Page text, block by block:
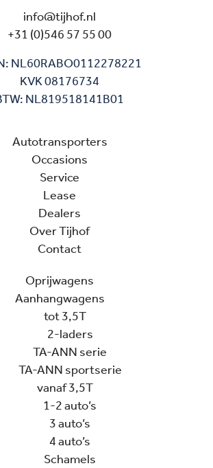
info@tijhof.nl
+31 (0)546 57 55 00
NL60RABO0112278221
KVK 08176734
NL819518141B01
Autotransporters
Occasions
Service
Lease
Dealers
Over Tijhof
Contact
Oprijwagens
Aanhangwagens
tot 3,5T
2-laders
TA-ANN serie
TA-ANN sportserie
vanaf 3,5T
1-2 auto’s
3 auto’s
4 auto’s
Schamels